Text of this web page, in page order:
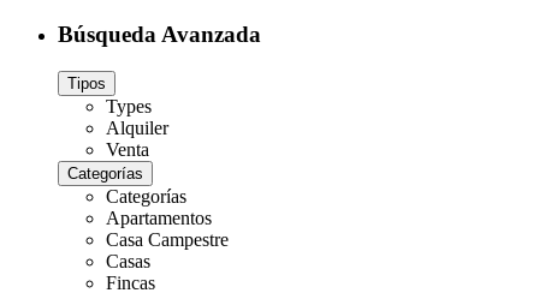
Búsqueda Avanzada
Tipos
Types
Alquiler
Venta
Categorías
Categorías
Apartamentos
Casa Campestre
Casas
Fincas